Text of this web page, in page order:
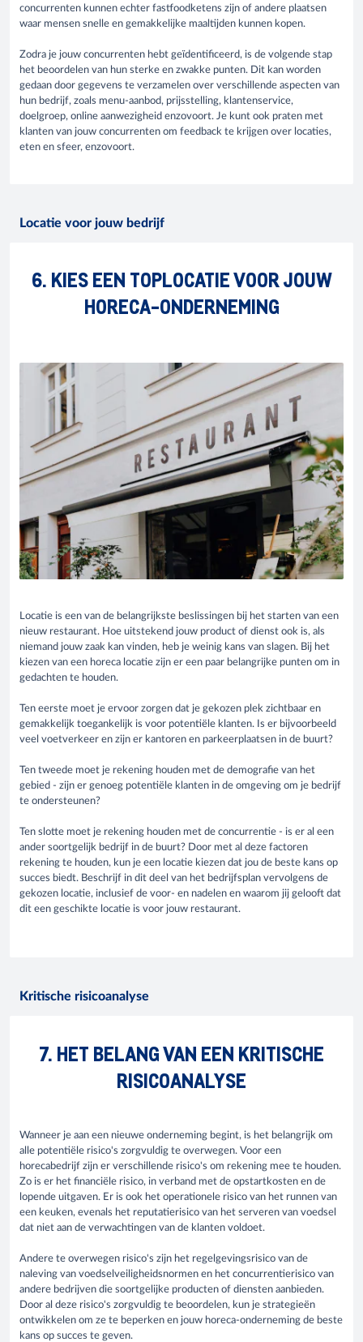
concurrenten kunnen echter fastfoodketens zijn of andere plaatsen
waar mensen snelle en gemakkelijke maaltijden kunnen kopen.
Zodra je jouw concurrenten hebt geïdentificeerd, is de volgende stap
het beoordelen van hun sterke en zwakke punten. Dit kan worden
gedaan door gegevens te verzamelen over verschillende aspecten van
hun bedrijf, zoals menu-aanbod, prijsstelling, klantenservice,
doelgroep, online aanwezigheid enzovoort. Je kunt ook praten met
klanten van jouw concurrenten om feedback te krijgen over locaties,
eten en sfeer, enzovoort.
Locatie voor jouw bedrijf
6. KIES EEN TOPLOCATIE VOOR JOUW
HORECA-ONDERNEMING
Locatie is een van de belangrijkste beslissingen bij het starten van een
nieuw restaurant. Hoe uitstekend jouw product of dienst ook is, als
niemand jouw zaak kan vinden, heb je weinig kans van slagen. Bij het
kiezen van een horeca locatie zijn er een paar belangrijke punten om in
gedachten te houden.
Ten eerste moet je ervoor zorgen dat je gekozen plek zichtbaar en
gemakkelijk toegankelijk is voor potentiële klanten. Is er bijvoorbeeld
veel voetverkeer en zijn er kantoren en parkeerplaatsen in de buurt?
Ten tweede moet je rekening houden met de demografie van het
gebied - zijn er genoeg potentiële klanten in de omgeving om je bedrijf
te ondersteunen?
Ten slotte moet je rekening houden met de concurrentie - is er al een
ander soortgelijk bedrijf in de buurt? Door met al deze factoren
rekening te houden, kun je een locatie kiezen dat jou de beste kans op
succes biedt. Beschrijf in dit deel van het bedrijfsplan vervolgens de
gekozen locatie, inclusief de voor- en nadelen en waarom jij gelooft dat
dit een geschikte locatie is voor jouw restaurant.
Kritische risicoanalyse
7. HET BELANG VAN EEN KRITISCHE
RISICOANALYSE
Wanneer je aan een nieuwe onderneming begint, is het belangrijk om
alle potentiële risico's zorgvuldig te overwegen. Voor een
horecabedrijf zijn er verschillende risico's om rekening mee te houden.
Zo is er het financiële risico, in verband met de opstartkosten en de
lopende uitgaven. Er is ook het operationele risico van het runnen van
een keuken, evenals het reputatierisico van het serveren van voedsel
dat niet aan de verwachtingen van de klanten voldoet.
Andere te overwegen risico's zijn het regelgevingsrisico van de
naleving van voedselveiligheidsnormen en het concurrentierisico van
andere bedrijven die soortgelijke producten of diensten aanbieden.
Door al deze risico's zorgvuldig te beoordelen, kun je strategieën
ontwikkelen om ze te beperken en jouw horeca-onderneming de beste
kans op succes te geven.